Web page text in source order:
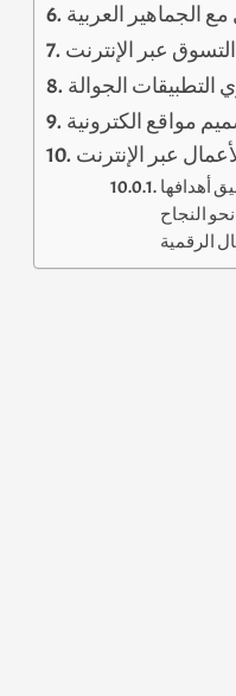
الجماهير العربية
عبر الإنترنت
الجوالة
مواقع الكترونية
عبر الإنترنت
أهدافها
النجاح